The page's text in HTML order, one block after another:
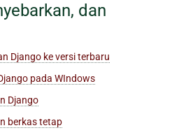
dan
Django ke versi terbaru
pada WIndows
Django
berkas tetap